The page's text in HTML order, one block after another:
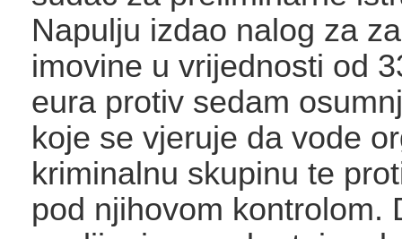
Napulju izdao nalog za
imovine u vrijednosti od
eura protiv sedam
koje se vjeruje da vode
kriminalnu skupinu te
pod njihovom kontrolom.